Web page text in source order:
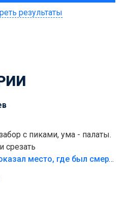
результаты
с пиками, ума - палаты.
срезать
«Попал на пику»: СК показал место, где был смертельно травмирован ребенок в Тольятти